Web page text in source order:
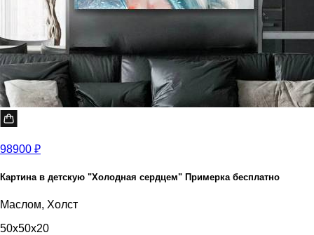
98900 ₽
Картина в детскую "Холодная сердцем" Примерка бесплатно
Маслом, Холст
50x50x20